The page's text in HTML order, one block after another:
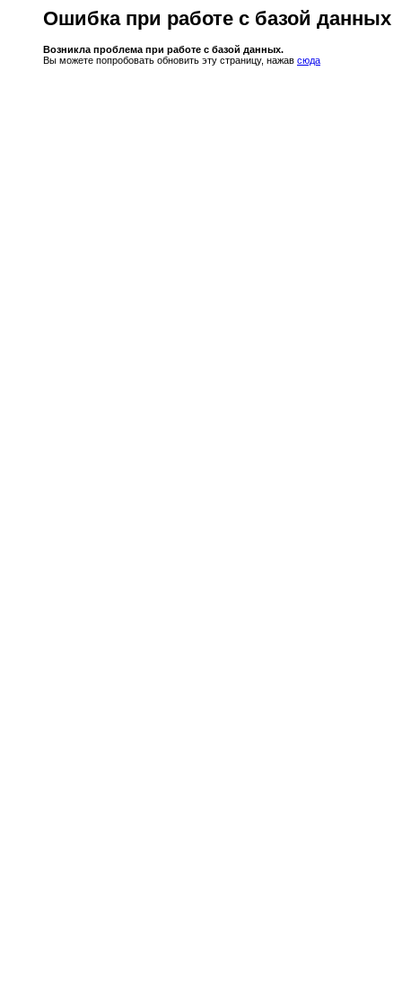
Ошибка при работе с базой данных
Возникла проблема при работе с базой данных.
Вы можете попробовать обновить эту страницу, нажав сюда